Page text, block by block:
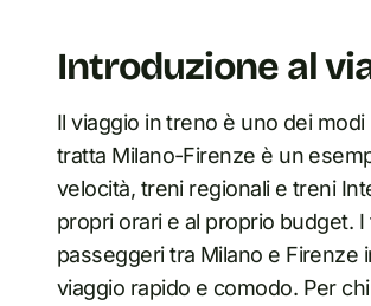
Introduzione al
Il viaggio in treno è uno dei
tratta Milano-Firenze è un
velocità, treni regionali e treni
propri orari e al proprio budget.
passeggeri tra Milano e
viaggio rapido e comodo. Per